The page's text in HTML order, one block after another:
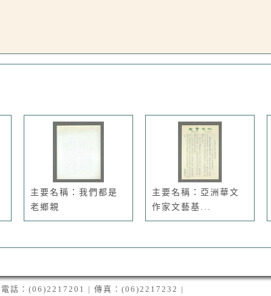
主要名稱：我們都是
老鄉親
主要名稱：亞洲華文
作家文藝基...
話：(06)2217201 | 傳真：(06)2217232 |